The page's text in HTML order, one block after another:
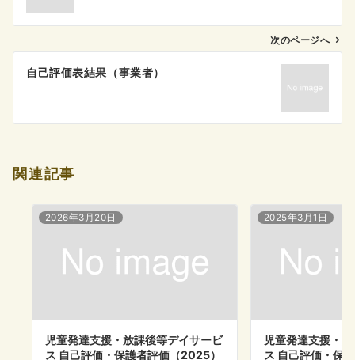
ビ
ン
次のページへ
自己評価表結果（事業者）
関連記事
2026年3月20日
児童発達支援・放課後等デイサービ
ス 自己評価・保護者評価（2025）
2025年3月1日
児童発達支援・
ス 自己評価・保